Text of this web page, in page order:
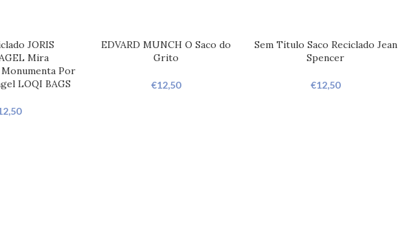
JORIS
Mira
Por
LOQI BAGS
EDVARD MUNCH O Saco do
Grito
€12,50
Sem Título Saco Reciclado Jean
Spencer
€12,50